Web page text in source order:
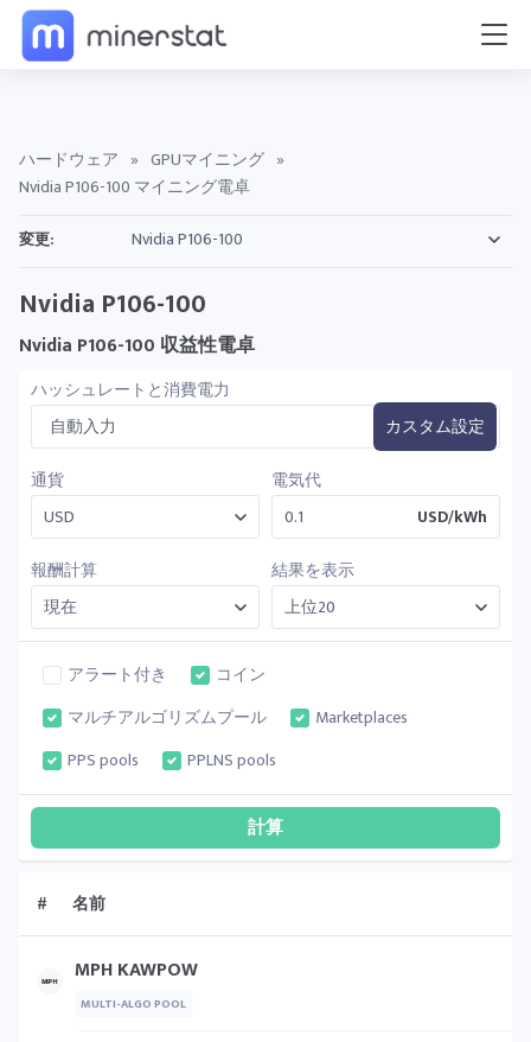
ハードウェア » GPUマイニング »
Nvidia P106-100 マイニング電卓
変更:
Nvidia P106-100
Nvidia P106-100 収益性電卓
ハッシュレートと消費電力
自動入力
カスタム設定
通貨
電気代
USD/kWh
報酬計算
結果を表示
アラート付き
コイン
マルチアルゴリズムプール
Marketplaces
PPS pools
PPLNS pools
# 名前
MPH KAWPOW
MULTI-ALGO POOL